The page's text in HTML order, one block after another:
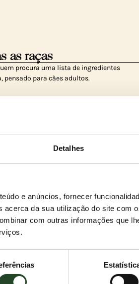
Detalhes
e anúncios, fornecer
acerca da sua utilização do site com
com outras informações que
as raças
procura uma lista de ingredientes
pensado para cães adultos.
e ajuda a manter níveis de açúcar no
no seu melhor estado.